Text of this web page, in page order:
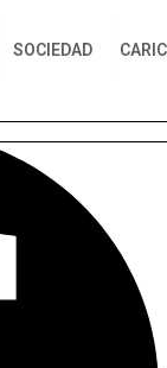
SOCIEDAD